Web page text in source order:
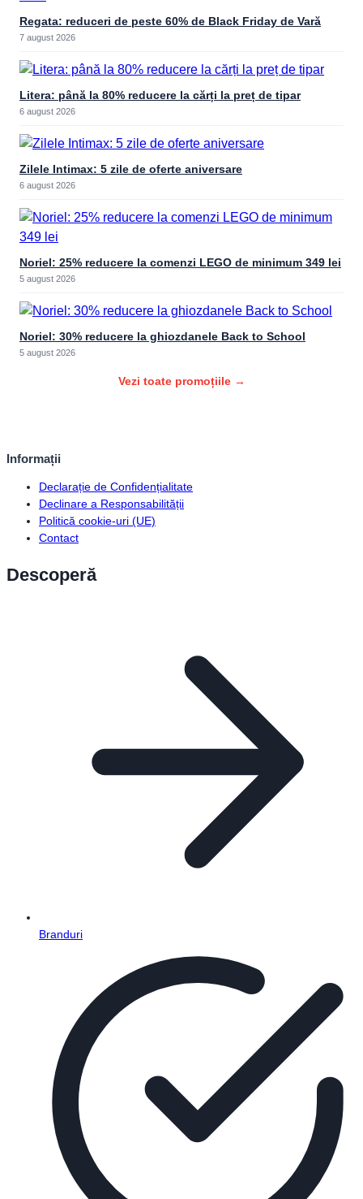
Regata: reduceri de peste 60% de Black Friday de Vară
7 august 2026
Litera: până la 80% reducere la cărți la preț de tipar
6 august 2026
Zilele Intimax: 5 zile de oferte aniversare
6 august 2026
Noriel: 25% reducere la comenzi LEGO de minimum 349 lei
5 august 2026
Noriel: 30% reducere la ghiozdanele Back to School
5 august 2026
Vezi toate promoțiile →
Informații
Declarație de Confidențialitate
Declinare a Responsabilității
Politică cookie-uri (UE)
Contact
Descoperă
Branduri